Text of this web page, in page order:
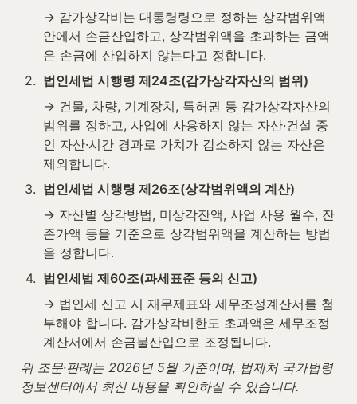
→ 감가상각비는 대통령령으로 정하는 상각범위액
안에서 손금산입하고, 상각범위액을 초과하는 금액
은 손금에 산입하지 않는다고 정합니다.
2. 법인세법 시행령 제24조(감가상각자산의 범위)
→ 건물, 차량, 기계장치, 특허권 등 감가상각자산의
범위를 정하고, 사업에 사용하지 않는 자산·건설 중
인 자산·시간 경과로 가치가 감소하지 않는 자산은
제외합니다.
3. 법인세법 시행령 제26조(상각범위액의 계산)
→ 자산별 상각방법, 미상각잔액, 사업 사용 월수, 잔
존가액 등을 기준으로 상각범위액을 계산하는 방법
을 정합니다.
4. 법인세법 제60조(과세표준 등의 신고)
→ 법인세 신고 시 재무제표와 세무조정계산서를 첨
부해야 합니다. 감가상각비한도 초과액은 세무조정
계산서에서 손금불산입으로 조정됩니다.
위 조문·판례는 2026년 5월 기준이며, 법제처 국가법령
정보센터에서 최신 내용을 확인하실 수 있습니다.